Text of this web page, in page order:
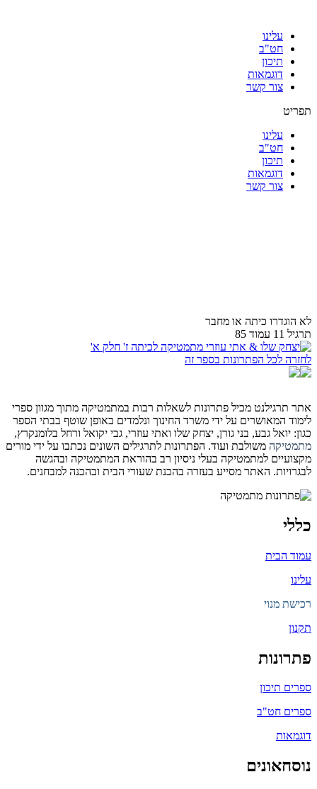
עלינו
חט"ב
תיכון
דוגמאות
צור קשר
תפריט
עלינו
חט"ב
תיכון
דוגמאות
צור קשר
לא הוגדרו כיתה או מחבר
תרגיל 11 עמוד 85
לחזרה לכל הפתרונות בספר זה
אתר תרגילנט מכיל פתרונות לשאלות רבות במתמטיקה מתוך מגוון ספרי
לימוד המאושרים על ידי משרד החינוך ונלמדים באופן שוטף בבתי הספר
כגון: יואל גבע, בני גורן, יצחק שלו ואתי עוזרי, גבי יקואל ורחל בלומנקרץ,
מתמטיקה משולבת ועוד. הפתרונות לתרגילים השונים נכתבו על ידי מורים
מקצועיים למתמטיקה בעלי ניסיון רב בהוראת המתמטיקה ובהגשה
לבגרויות. האתר מסייע בעזרה בהכנת שעורי הבית ובהכנה למבחנים.
כללי
עמוד הבית
עלינו
רכישת מנוי
תקנון
פתרונות
ספרים תיכון
ספרים חט"ב
דוגמאות
נוסחאונים